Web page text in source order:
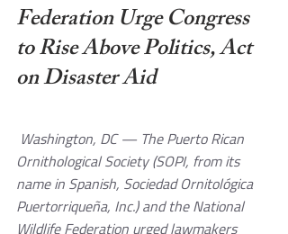
Federation Urge Congress
to Rise Above Politics, Act
on Disaster Aid
Ornithological Society (SOPI, from its
name in Spanish, Sociedad Ornitológica
Puertorriqueña, Inc.) and the National
Wildlife Federation urged lawmakers